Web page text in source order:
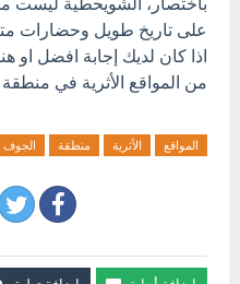
على تاريخ طويل وحضارات
اذا كان لديك إجابة افضل او
من المواقع الأثرية في
المواقع الأثرية منطقة الجوف